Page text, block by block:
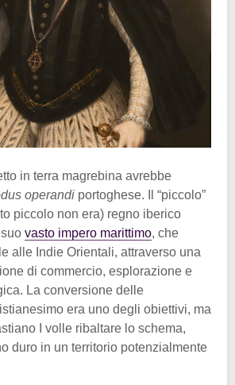
in terra magrebina avrebbe
operandi portoghese. Il “piccolo”
piccolo non era) regno iberico
vasto impero marittimo, che
alle Indie Orientali, attraverso una
di commercio, esplorazione e
La conversione delle
era uno degli obiettivi, ma
I volle ribaltare lo schema,
duro in un territorio potenzialmente